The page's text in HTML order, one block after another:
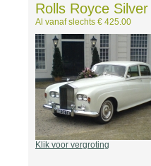
Rolls Royce
Al vanaf slechts € 425.00
Klik voor vergroting